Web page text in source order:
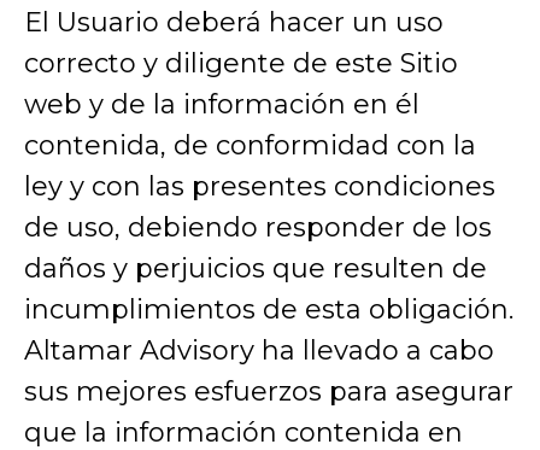
El Usuario deberá hacer un uso
correcto y diligente de este Sitio
web y de la información en él
contenida, de conformidad con la
ley y con las presentes condiciones
de uso, debiendo responder de los
daños y perjuicios que resulten de
incumplimientos de esta obligación.
Altamar Advisory ha llevado a cabo
sus mejores esfuerzos para asegurar
que la información contenida en